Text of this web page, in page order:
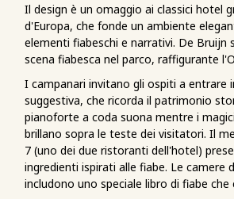
Il design è un omaggio ai classici hotel
d'Europa, che fonde un ambiente
elementi fiabeschi e narrativi. De Bruijn
scena fiabesca nel parco, raffigurante
I campanari invitano gli ospiti a entrare
suggestiva, che ricorda il patrimonio
pianoforte a coda suona mentre i
brillano sopra le teste dei visitatori. Il
7 (uno dei due ristoranti dell'hotel)
ingredienti ispirati alle fiabe. Le camere
includono uno speciale libro di fiabe